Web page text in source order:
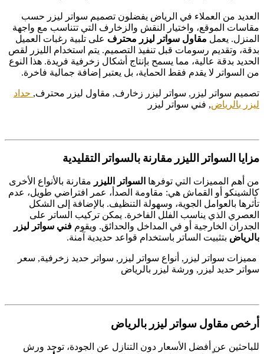
العديد من العملاء في الرياض يفضلون تصميم سواتر ليزر حسب
مقاسات الموقع، واختيار النقش والزخارف التي تتناسب مع واجهة
المنزل. يعمل مقاول سواتر ليزر محترف على تلبية رغبات العميل
بدقة، وتقديم رسومات قبل تنفيذ التصميم. يتم استخدام الليزر لقص
الحديد بدقة عالية، مما يسمح بإنتاج أشكال زخرفية فريدة. هذا النوع
من السواتر لا يقدم فقط الحماية، بل يعتبر إضافة جمالية فاخرة.
تصميم سواتر ليزر, سواتر ليزر زخارف, مقاول ليزر محترف, حداد
ليزر بالرياض, فني سواتر ليزر
مزايا السواتر الليزر مقارنة بالسواتر التقليدية
من أهم المميزات التي توفرها السواتر الليزر مقارنة بالأنواع الأخرى
كالشينكو أو القماش هي: مقاومة الصدأ، عمر افتراضي طويل، عدم
تأثرها بالعوامل الجوية، وسهولة التنظيف. بالإضافة إلى الشكل
العصري الذي يناسب الفلل الفاخرة. يمكن تركيب الساتر على
الجدران الخارجية أو في المداخل والحدائق. ويقوم فني سواتر ليزر
بالرياض بتثبيت الساتر باستخدام قواعد حديدية آمنة.
مميزات سواتر ليزر, أنواع سواتر ليزر, سواتر حديد زخرفية, سعر
سواتر حديد ليزر, ورشة ليزر بالرياض
أرخص مقاول سواتر ليزر بالرياض
للباحثين عن أفضل الأسعار دون التنازل عن الجودة، توجد ورش